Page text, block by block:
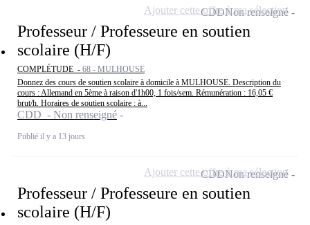
Professeur / Professeure en soutien
scolaire (H/F)
COMPLÉTUDE - 68 - MULHOUSE
Donnez des cours de soutien scolaire à domicile à MULHOUSE. Description du
cours : Allemand en 5ème à raison d'1h00, 1 fois/sem. Rémunération : 16,05 €
brut/h. Horaires de soutien scolaire : à...
CDD - Non renseigné
Publié il y a 13 jours
CDDNon renseigné
Ajouter cette offre à ma sélection
Professeur / Professeure en soutien
scolaire (H/F)
CDDNon renseigné
Ajouter cette offre à ma sélection